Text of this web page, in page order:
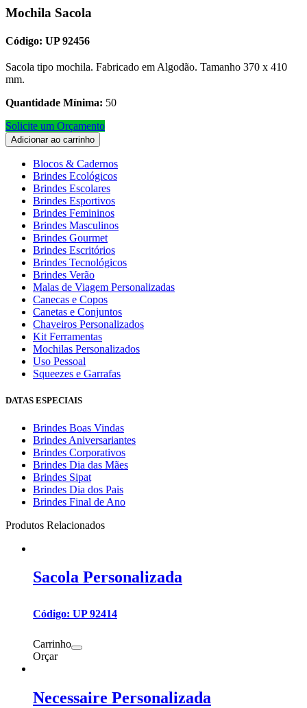
Mochila Sacola
Código: UP 92456
Sacola tipo mochila. Fabricado em Algodão. Tamanho 370 x 410
mm.
Quantidade Mínima: 50
Solicite um Orçamento
Adicionar ao carrinho
Blocos & Cadernos
Brindes Ecológicos
Brindes Escolares
Brindes Esportivos
Brindes Femininos
Brindes Masculinos
Brindes Gourmet
Brindes Escritórios
Brindes Tecnológicos
Brindes Verão
Malas de Viagem Personalizadas
Canecas e Copos
Canetas e Conjuntos
Chaveiros Personalizados
Kit Ferramentas
Mochilas Personalizados
Uso Pessoal
Squeezes e Garrafas
DATAS ESPECIAIS
Brindes Boas Vindas
Brindes Aniversariantes
Brindes Corporativos
Brindes Dia das Mães
Brindes Sipat
Brindes Dia dos Pais
Brindes Final de Ano
Produtos Relacionados
Sacola Personalizada
Código: UP 92414
Carrinho
Orçar
Necessaire Personalizada